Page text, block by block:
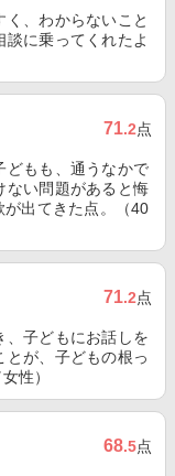
、わからないこと
に乗ってくれたよ
71.2点
どもも、通うなかで
ない問題があると悔
が出てきた点。（40
71.2点
、子どもにお話しを
とが、子どもの根っ
性）
68.5点